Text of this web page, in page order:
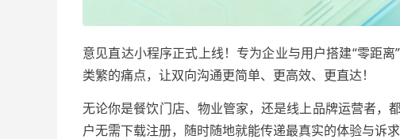
意见直达小程序正式上线！专为企业与用户搭建“零距
类繁的痛点，让双向沟通更简单、更高效、更直达！
无论你是餐饮门店、物业管家，还是线上品牌运营者，
户无需下载注册，随时随地就能传递最真实的体验与诉求